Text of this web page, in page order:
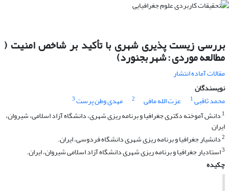
بررسی زیست پذیری شهری با تأکید بر شاخص امنیت (
مطالعه موردی : شهر بجنورد)
مقالات آماده انتشار
نویسندگان
محمد ثاقبی1 عزت الله مافی 2 مهدی وطن پرست3
1 دانش آموخته دکتری جغرافیا و برنامه ریزی شهری، دانشگاه آزاد اسلامی، شیروان،
ایران
2دانشیار جغرافیا و برنامه ریزی شهری دانشگاه فردوسی، ایران.
3استادیار جغرافیا و برنامه ریزی شهری دانشگاه آزاد اسلامی شیروان، ایران.
چکیده